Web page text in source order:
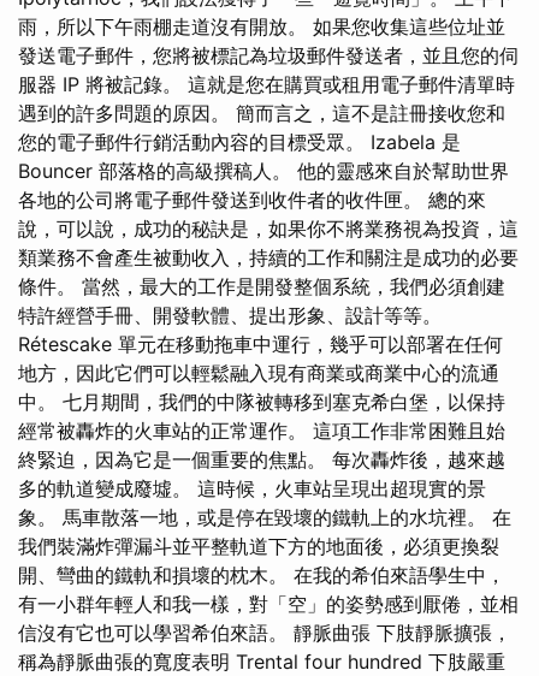
雨，所以下午雨棚走道沒有開放。 如果您收集這些位址並
發送電子郵件，您將被標記為垃圾郵件發送者，並且您的伺
服器 IP 將被記錄。 這就是您在購買或租用電子郵件清單時
遇到的許多問題的原因。 簡而言之，這不是註冊接收您和
您的電子郵件行銷活動內容的目標受眾。 Izabela 是
Bouncer 部落格的高級撰稿人。 他的靈感來自於幫助世界
各地的公司將電子郵件發送到收件者的收件匣。 總的來
說，可以說，成功的秘訣是，如果你不將業務視為投資，這
類業務不會產生被動收入，持續的工作和關注是成功的必要
條件。 當然，最大的工作是開發整個系統，我們必須創建
特許經營手冊、開發軟體、提出形象、設計等等。
Rétescake 單元在移動拖車中運行，幾乎可以部署在任何
地方，因此它們可以輕鬆融入現有商業或商業中心的流通
中。 七月期間，我們的中隊被轉移到塞克希白堡，以保持
經常被轟炸的火車站的正常運作。 這項工作非常困難且始
終緊迫，因為它是一個重要的焦點。 每次轟炸後，越來越
多的軌道變成廢墟。 這時候，火車站呈現出超現實的景
象。 馬車散落一地，或是停在毀壞的鐵軌上的水坑裡。 在
我們裝滿炸彈漏斗並平整軌道下方的地面後，必須更換裂
開、彎曲的鐵軌和損壞的枕木。 在我的希伯來語學生中，
有一小群年輕人和我一樣，對「空」的姿勢感到厭倦，並相
信沒有它也可以學習希伯來語。 靜脈曲張 下肢靜脈擴張，
稱為靜脈曲張的寬度表明 Trental four hundred 下肢嚴重